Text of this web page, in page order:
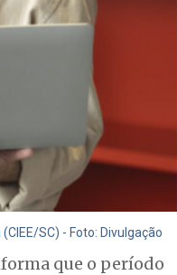
SC) - Foto: Divulgação
que o período